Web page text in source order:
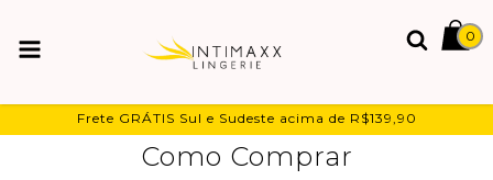
0
Frete GRÁTIS Sul e Sudeste acima de R$139,90
Como Comprar